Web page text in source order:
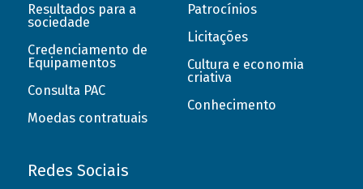
Resultados para a
sociedade
Credenciamento de
Equipamentos
Consulta PAC
Moedas contratuais
Patrocínios
Licitações
Cultura e economia
criativa
Conhecimento
Redes Sociais